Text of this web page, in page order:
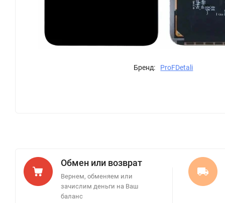
Бренд: ProFDetali
Обмен или возврат
Вернем, обменяем или
зачислим деньги на Ваш
баланс